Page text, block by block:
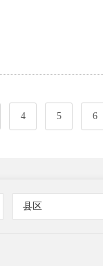
4 5 6
县区